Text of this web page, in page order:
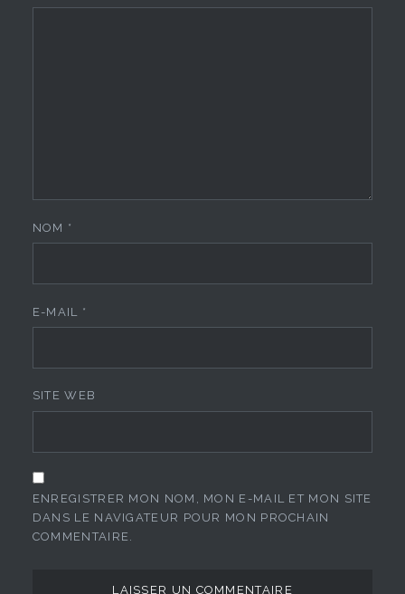
NOM *
E-MAIL *
SITE WEB
ENREGISTRER MON NOM, MON E-MAIL ET MON SITE
DANS LE NAVIGATEUR POUR MON PROCHAIN
COMMENTAIRE.